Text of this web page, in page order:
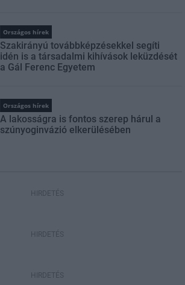
Országos hírek
Szakirányú továbbképzésekkel segíti
idén is a társadalmi kihívások leküzdését
a Gál Ferenc Egyetem
Országos hírek
A lakosságra is fontos szerep hárul a
szúnyoginvázió elkerülésében
HIRDETÉS
HIRDETÉS
HIRDETÉS